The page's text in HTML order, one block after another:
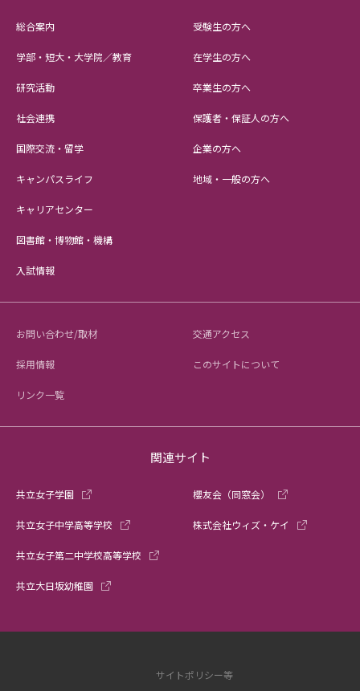
総合案内
学部・短大・大学院／教育
研究活動
社会連携
国際交流・留学
キャンパスライフ
キャリアセンター
図書館・博物館・機構
入試情報
受験生の方へ
在学生の方へ
卒業生の方へ
保護者・保証人の方へ
企業の方へ
地域・一般の方へ
お問い合わせ/取材 交通アクセス
採用情報 このサイトについて
リンク一覧
関連サイト
共立女子学園
共立女子中学高等学校
共立女子第二中学校高等学校
共立大日坂幼稚園
櫻友会（同窓会）
株式会社ウィズ・ケイ
サイトポリシー等